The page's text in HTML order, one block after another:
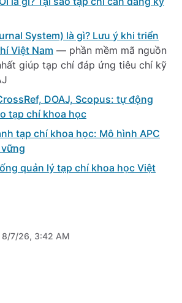
System) là gì? Lưu ý khi triển
Việt Nam — phần mềm mã nguồn
giúp tạp chí đáp ứng tiêu chí kỹ
DOAJ, Scopus: tự động
tạp chí khoa học
tạp chí khoa học: Mô hình APC
quản lý tạp chí khoa học Việt
8/7/26, 3:42 AM